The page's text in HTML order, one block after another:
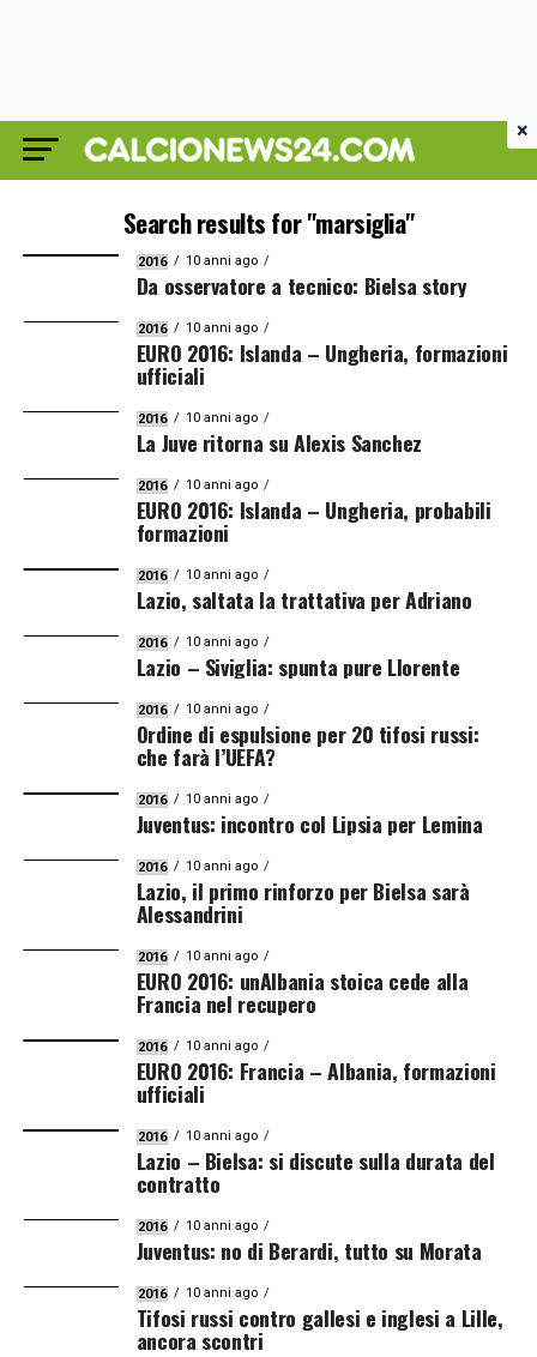
Search results for "marsiglia"
2016 10 anni ago
Da osservatore a tecnico: Bielsa story
2016 10 anni ago
EURO 2016: Islanda – Ungheria, formazioni
ufficiali
2016 10 anni ago
La Juve ritorna su Alexis Sanchez
2016 10 anni ago
EURO 2016: Islanda – Ungheria, probabili
formazioni
2016 10 anni ago
Lazio, saltata la trattativa per Adriano
2016 10 anni ago
Lazio – Siviglia: spunta pure Llorente
2016 10 anni ago
Ordine di espulsione per 20 tifosi russi:
che farà l’UEFA?
2016 10 anni ago
Juventus: incontro col Lipsia per Lemina
2016 10 anni ago
Lazio, il primo rinforzo per Bielsa sarà
Alessandrini
2016 10 anni ago
EURO 2016: unAlbania stoica cede alla
Francia nel recupero
2016 10 anni ago
EURO 2016: Francia – Albania, formazioni
ufficiali
2016 10 anni ago
Lazio – Bielsa: si discute sulla durata del
contratto
2016 10 anni ago
Juventus: no di Berardi, tutto su Morata
2016 10 anni ago
Tifosi russi contro gallesi e inglesi a Lille,
ancora scontri
×